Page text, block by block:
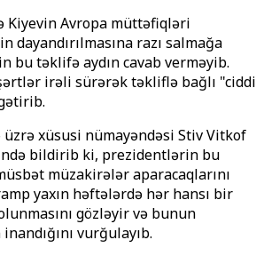
Kiyevin Avropa müttəfiqləri
dayandırılmasına razı salmağa
bu təklifə aydın cavab verməyib.
irəli sürərək təkliflə bağlı "ciddi
üzrə xüsusi nümayəndəsi Stiv Vitkof
bildirib ki, prezidentlərin bu
müzakirələr aparacaqlarını
yaxın həftələrdə hər hansı bir
gözləyir və bunun
vurğulayıb.